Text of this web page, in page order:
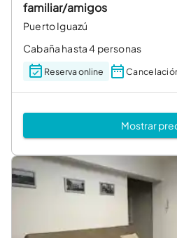
familiar/amigos
Puerto Iguazú
Cabaña hasta 4 personas
Reserva online
Mostrar